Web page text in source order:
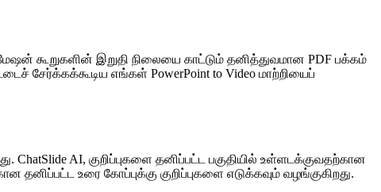
கூறுகளின் இறுதி நிலையை காட்டும் தனித்துவமான PDF பக்கம்
எங்கள் PowerPoint to Video மாற்றியைப்
AI, குறிப்புகளை தனிப்பட்ட பகுதியில் உள்ளடக்குவதற்கான
உரை கோப்புக்கு குறிப்புகளை எடுக்கவும் வழங்குகிறது.